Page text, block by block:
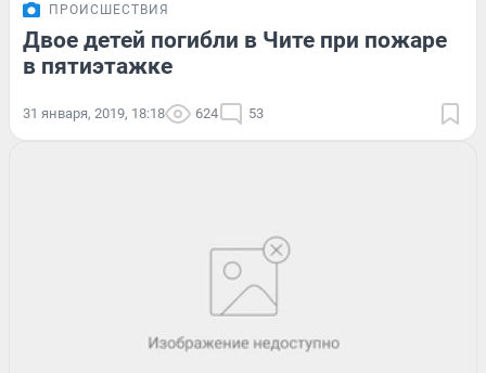
ПРОИСШЕСТВИЯ
Двое детей погибли в Чите при пожаре
в пятиэтажке
31 января, 2019, 18:18 624 53